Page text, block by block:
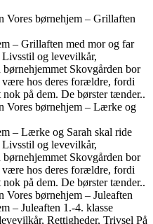
Vores børnehjem – Grillaften
– Grillaften med mor og far
og levevilkår,
børnehjemmet Skovgården bor
hos deres forældre, fordi
nok på dem. De børster tænder..
Vores børnehjem – Lærke og
– Lærke og Sarah skal ride
og levevilkår,
børnehjemmet Skovgården bor
hos deres forældre, fordi
nok på dem. De børster tænder..
Vores børnehjem – Juleaften
– Juleaften 1.-4. klasse
Rettigheder, Trivsel På